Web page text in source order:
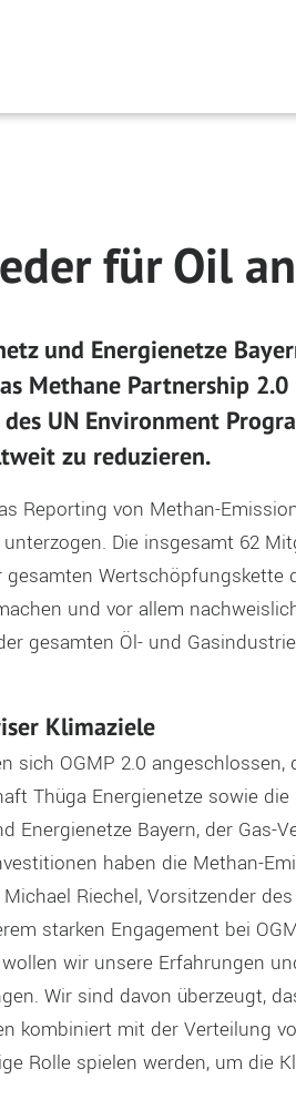
für Oil
und Energienetze
Methane Partnership 2.0
UN Environment
zu reduzieren.
Reporting von Methan-E
Die insgesamt 62
gesamten Wertschöpfungskette
und vor allem nachweisl
gesamten Öl- und Gasindustrie
Klimaziele
sich OGMP 2.0 angeschlossen,
Thüga Energienetze sowie die
Energienetze Bayern, der Gas-
haben die Methan-E
Michael Riechel, Vorsitzender
starken Engagement bei
wir unsere Erfahrungen
. Wir sind davon überzeugt,
kombiniert mit der Verteilung
Rolle spielen werden, um die